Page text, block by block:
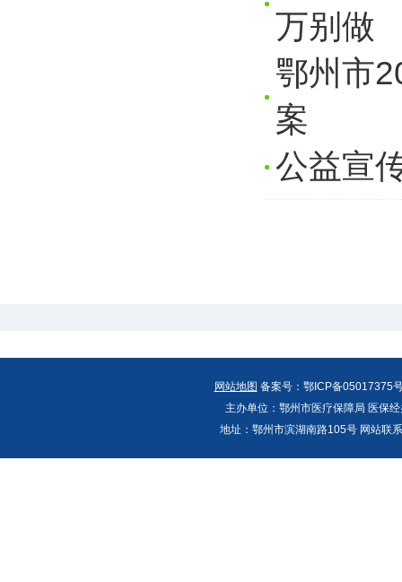
万别做
鄂州市
案
公益宣
网站地图 备案号：鄂ICP备05017375
主办单位：鄂州市医疗保障局 医保
地址：鄂州市滨湖南路105号 网站